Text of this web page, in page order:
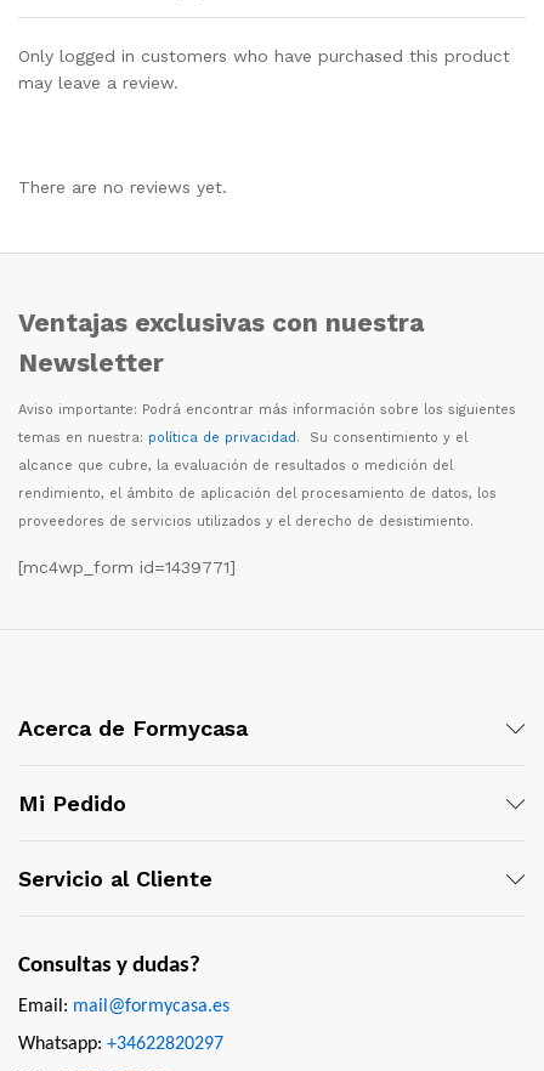
Only logged in customers who have purchased this product
may leave a review.
There are no reviews yet.
Ventajas exclusivas con nuestra
Newsletter
Aviso importante: Podrá encontrar más información sobre los siguientes
temas en nuestra: política de privacidad. Su consentimiento y el
alcance que cubre, la evaluación de resultados o medición del
rendimiento, el ámbito de aplicación del procesamiento de datos, los
proveedores de servicios utilizados y el derecho de desistimiento.
[mc4wp_form id=1439771]
Acerca de Formycasa
Mi Pedido
Servicio al Cliente
Consultas y dudas?
Email: mail@formycasa.es
Whatsapp: +34622820297